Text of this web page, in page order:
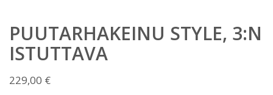
PUUTARHAKEINU STYLE, 3:N
ISTUTTAVA
229,00 €